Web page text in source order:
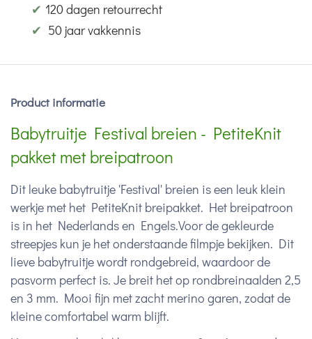
✔ 120 dagen retourrecht
✔ 50 jaar vakkennis
Product informatie
Babytruitje Festival breien - PetiteKnit
pakket met breipatroon
Dit leuke babytruitje 'Festival' breien is een leuk klein
werkje met het PetiteKnit breipakket. Het breipatroon
is in het Nederlands en Engels.Voor de gekleurde
streepjes kun je het onderstaande filmpje bekijken. Dit
lieve babytruitje wordt rondgebreid, waardoor de
pasvorm perfect is. Je breit het op rondbreinaalden 2,5
en 3 mm. Mooi fijn met zacht merino garen, zodat de
kleine comfortabel warm blijft.